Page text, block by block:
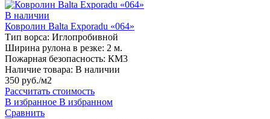
В наличии
Ковролин Balta Exporadu «064»
Тип ворса: Иглопробивной
Ширина рулона в резке: 2 м.
Пожарная безопасность: КМ3
Наличие товара: В наличии
350 руб./м2
Рассчитать стоимость
В избранное В избранном
Сравнить